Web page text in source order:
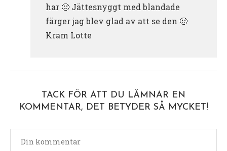
har 🙂 Jättesnyggt med blandade
färger jag blev glad av att se den 🙂
Kram Lotte
TACK FÖR ATT DU LÄMNAR EN
KOMMENTAR, DET BETYDER SÅ MYCKET!